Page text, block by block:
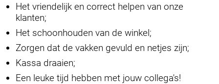
Het vriendelijk en correct helpen van onze
klanten;
Het schoonhouden van de winkel;
Zorgen dat de vakken gevuld en netjes zijn;
Kassa draaien;
Een leuke tijd hebben met jouw collega's!